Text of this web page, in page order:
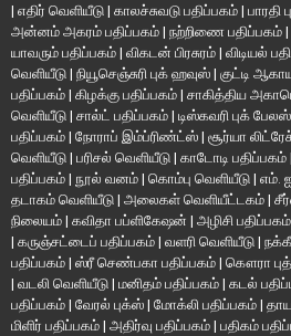
| எதிர் வெளியீடு | காலச்சுவடு பதிப்பகம் | பாரதி
அன்னம் அகரம் பதிப்பகம் | நற்றிணை பதிப்பகம் |
யாவரும் பதிப்பகம் | விகடன் பிரசுரம் | விடியல்
வெளியீடு | நியூசெஞ்சுரி புக் ஹவுஸ் | குட்டி
பதிப்பகம் | கிழக்கு பதிப்பகம் | சாகித்திய
வெளியீடு | சால்ட் பதிப்பகம் | டிஸ்கவரி புக் பேலஸ்
பதிப்பகம் | நோராப் இம்ப்ரிண்ட்ஸ் | சூர்யா
வெளியீடு | பரிசல் வெளியீடு | காடோடி பதிப்பகம் |
பதிப்பகம் | நூல் வனம் | கொம்பு வெளியீடு | எம்.
தடாகம் வெளியீடு | அலைகள் வெளியீட்டகம் |
நிலையம் | கவிதா பப்ளிகேஷன் | அழிசி பதிப்பகம்
| கருஞ்சட்டைப் பதிப்பகம் | வளரி வெளியீடு |
பதிப்பகம் | ஸ்ரீ செண்பகா பதிப்பகம் | கௌரா
| வடலி வெளியீடு | மனிதம் பதிப்பகம் | கடல்
பதிப்பகம் | வேரல் புக்ஸ் | மோக்லி பதிப்பகம் |
மிளிர் பதிப்பகம் | அதிர்வு பதிப்பகம் | பதிகம்